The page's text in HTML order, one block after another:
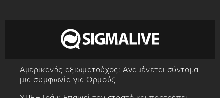
Αμερικανός αξιωματούχος: Αναμένεται σύντομα
μια συμφωνία για Ορμούζ